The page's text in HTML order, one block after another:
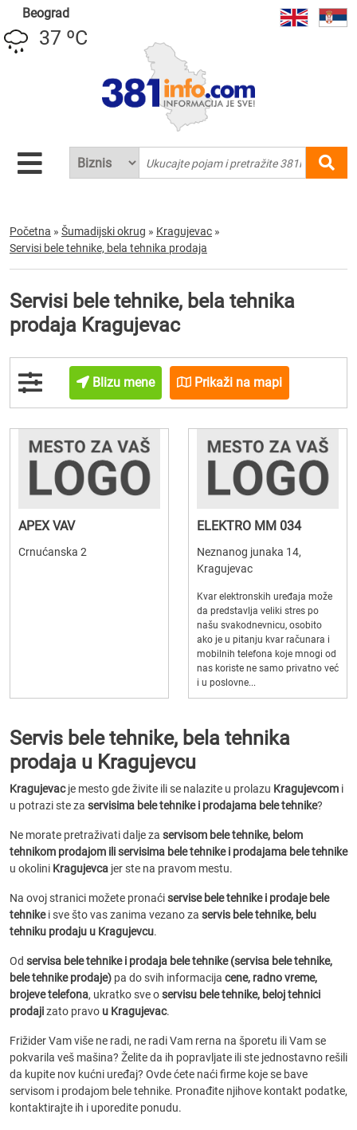
Beograd
37 ºC
Početna » Šumadijski okrug » Kragujevac »
Servisi bele tehnike, bela tehnika prodaja
Servisi bele tehnike, bela tehnika
prodaja Kragujevac
Blizu mene Prikaži na mapi
APEX VAV
Crnućanska 2
ELEKTRO MM 034
Neznanog junaka 14,
Kragujevac
Kvar elektronskih uređaja može
da predstavlja veliki stres po
našu svakodnevnicu, osobito
ako je u pitanju kvar računara i
mobilnih telefona koje mnogi od
nas koriste ne samo privatno već
i u poslovne...
Servis bele tehnike, bela tehnika
prodaja u Kragujevcu
Kragujevacje mesto gde živite ili se nalazite u prolazu Kragujevcom i
u potrazi ste za servisima bele tehnike i prodajama bele tehnike?
Ne morate pretraživati dalje za servisom bele tehnike, belom
tehnikom prodajom ili servisima bele tehnike i prodajama bele tehnike
u okolini Kragujevca jer ste na pravom mestu.
Na ovoj stranici možete pronaćiservise bele tehnike i prodaje bele
tehnikei sve što vas zanima vezano za servis bele tehnike, belu
tehniku prodaju u Kragujevcu.
Od servisa bele tehnike i prodaja bele tehnike (servisa bele tehnike,
bele tehnike prodaje) pa do svih informacija cene, radno vreme,
brojeve telefona, ukratko sve oservisu bele tehnike, beloj tehnici
prodajizato pravo u Kragujevac.
Frižider Vam više ne radi, ne radi Vam rerna na šporetu ili Vam se
pokvarila veš mašina? Želite da ih popravljate ili ste jednostavno rešili
da kupite nov kućni uređaj? Ovde ćete naći firme koje se bave
servisom i prodajom bele tehnike. Pronađite njihove kontakt podatke,
kontaktirajte ih i uporedite ponudu.